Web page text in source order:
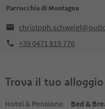
Parrocchia di Montagna
+39 0471 819 776
Trova il tuo
Hotel & Pensione Bed &